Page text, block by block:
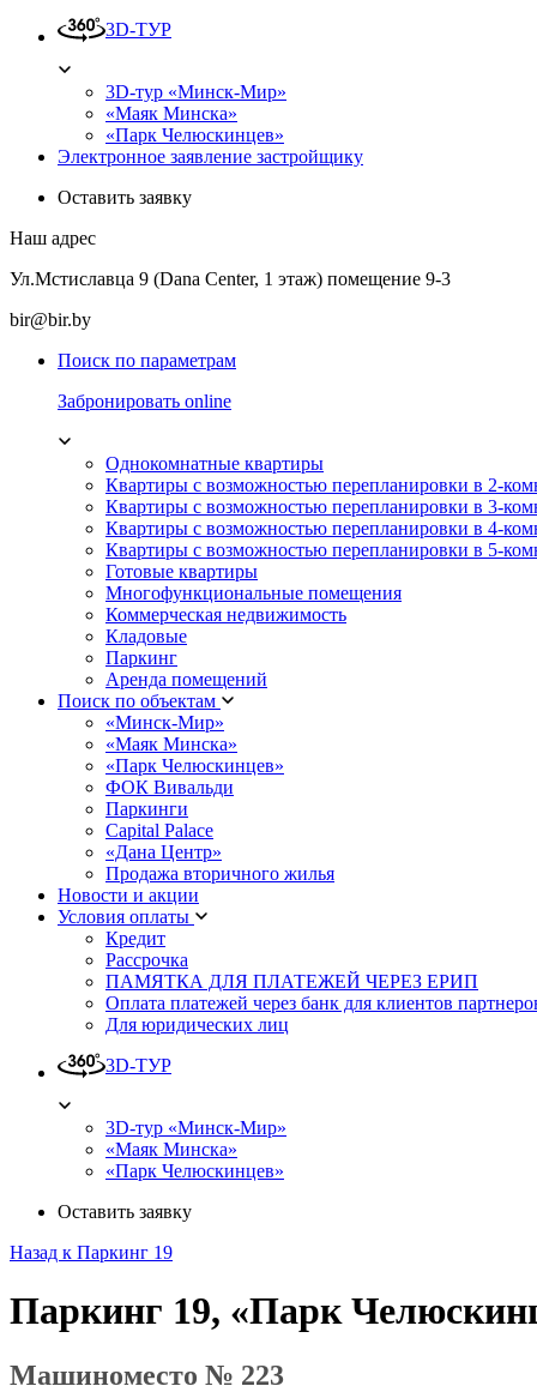
3D-ТУР
3D-тур «Минск-Мир»
«Маяк Минска»
«Парк Челюскинцев»
Электронное заявление застройщику
Оставить заявку
Наш адрес
Ул.Мстиславца 9 (Dana Center, 1 этаж) помещение 9-3
bir@bir.by
Поиск по параметрам
Забронировать online
Однокомнатные квартиры
Квартиры с возможностью перепланировки в 2-
Квартиры с возможностью перепланировки в 3-
Квартиры с возможностью перепланировки в 4-
Квартиры с возможностью перепланировки в 5-
Готовые квартиры
Многофункциональные помещения
Коммерческая недвижимость
Кладовые
Паркинг
Аренда помещений
Поиск по объектам
«Минск-Мир»
«Маяк Минска»
«Парк Челюскинцев»
ФОК Вивальди
Паркинги
Capital Palace
«Дана Центр»
Продажа вторичного жилья
Новости и акции
Условия оплаты
Кредит
Рассрочка
ПАМЯТКА ДЛЯ ПЛАТЕЖЕЙ ЧЕРЕЗ ЕРИП
Оплата платежей через банк для клиентов
Для юридических лиц
3D-ТУР
3D-тур «Минск-Мир»
«Маяк Минска»
«Парк Челюскинцев»
Оставить заявку
Назад к Паркинг 19
Паркинг 19, «Парк
Машиноместо № 223